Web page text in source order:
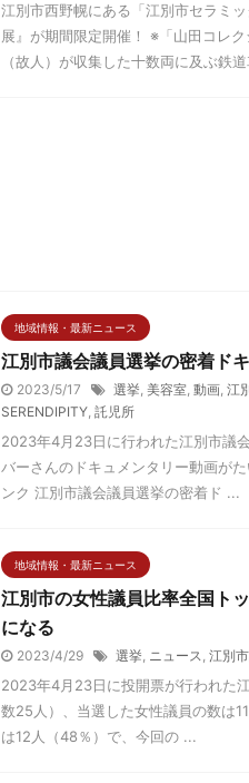
江別市西野幌にある「江別市セラミ
展』が期間限定開催！ ※「山田コレ
（故人）が収集した十数両に及ぶ鉄
地域情報・最新ニュース
江別市議会議員選挙の密着ド
2023/5/17 選挙, 美容室, 動画, 江
SERENDIPITY, 託児所
2023年4月23日に行われた江別市議
バーさんのドキュメンタリー動画が
ンク 江別市議会議員選挙の密着ド ...
地域情報・最新ニュース
江別市の女性議員比率全国ト
になる
2023/4/29 選挙, ニュース, 江別
2023年4月23日に投開票が行われた
数25人）、当選した女性議員の数は
は12人（48％）で、今回の ...